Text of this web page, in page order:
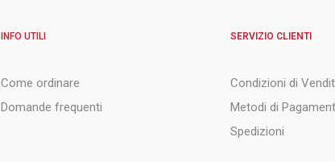
INFO UTILI
Come ordinare
Domande frequenti
SERVIZIO CLIENTI
Condizioni di
Metodi di
Spedizioni